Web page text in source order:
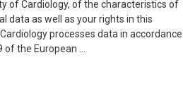
of Cardiology, of the characteristics of
data as well as your rights in this
processes data in accordance
the European ...